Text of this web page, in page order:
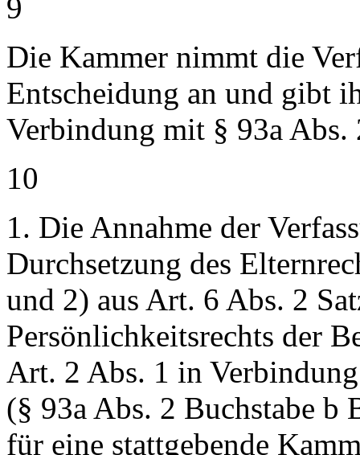
9
Die Kammer nimmt die
Entscheidung an und gibt
Verbindung mit § 93a Abs.
10
1. Die Annahme der
Durchsetzung des
und 2) aus Art. 6 Abs. 2
Persönlichkeitsrechts der
Art. 2 Abs. 1 in
(§ 93a Abs. 2 Buchstabe b
für eine stattgebende